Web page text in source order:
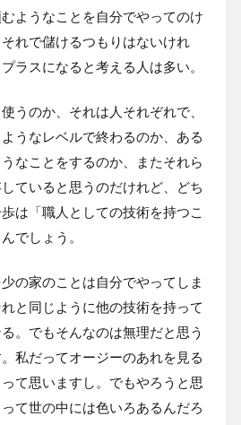
ようなことを自分でやってのけ
れで儲けるつもりはないけれ
ラスになると考える人は多い。
うのか、それは人それぞれで、
うなレベルで終わるのか、ある
なことをするのか、またそれら
ていると思うのだけれど、どち
は「職人としての技術を持つこ
でしょう。
の家のことは自分でやってしま
と同じように他の技術を持って
。でもそんなのは無理だと思う
私だってオージーのあれを見る
て思いますし。でもやろうと思
て世の中には色いろあるんだろ